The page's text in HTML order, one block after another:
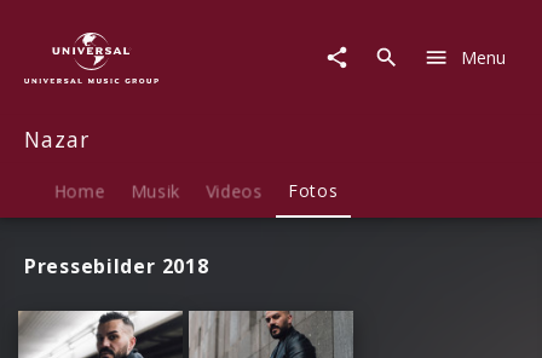
Menu
Nazar
Home Musik Videos Fotos
Pressebilder 2018